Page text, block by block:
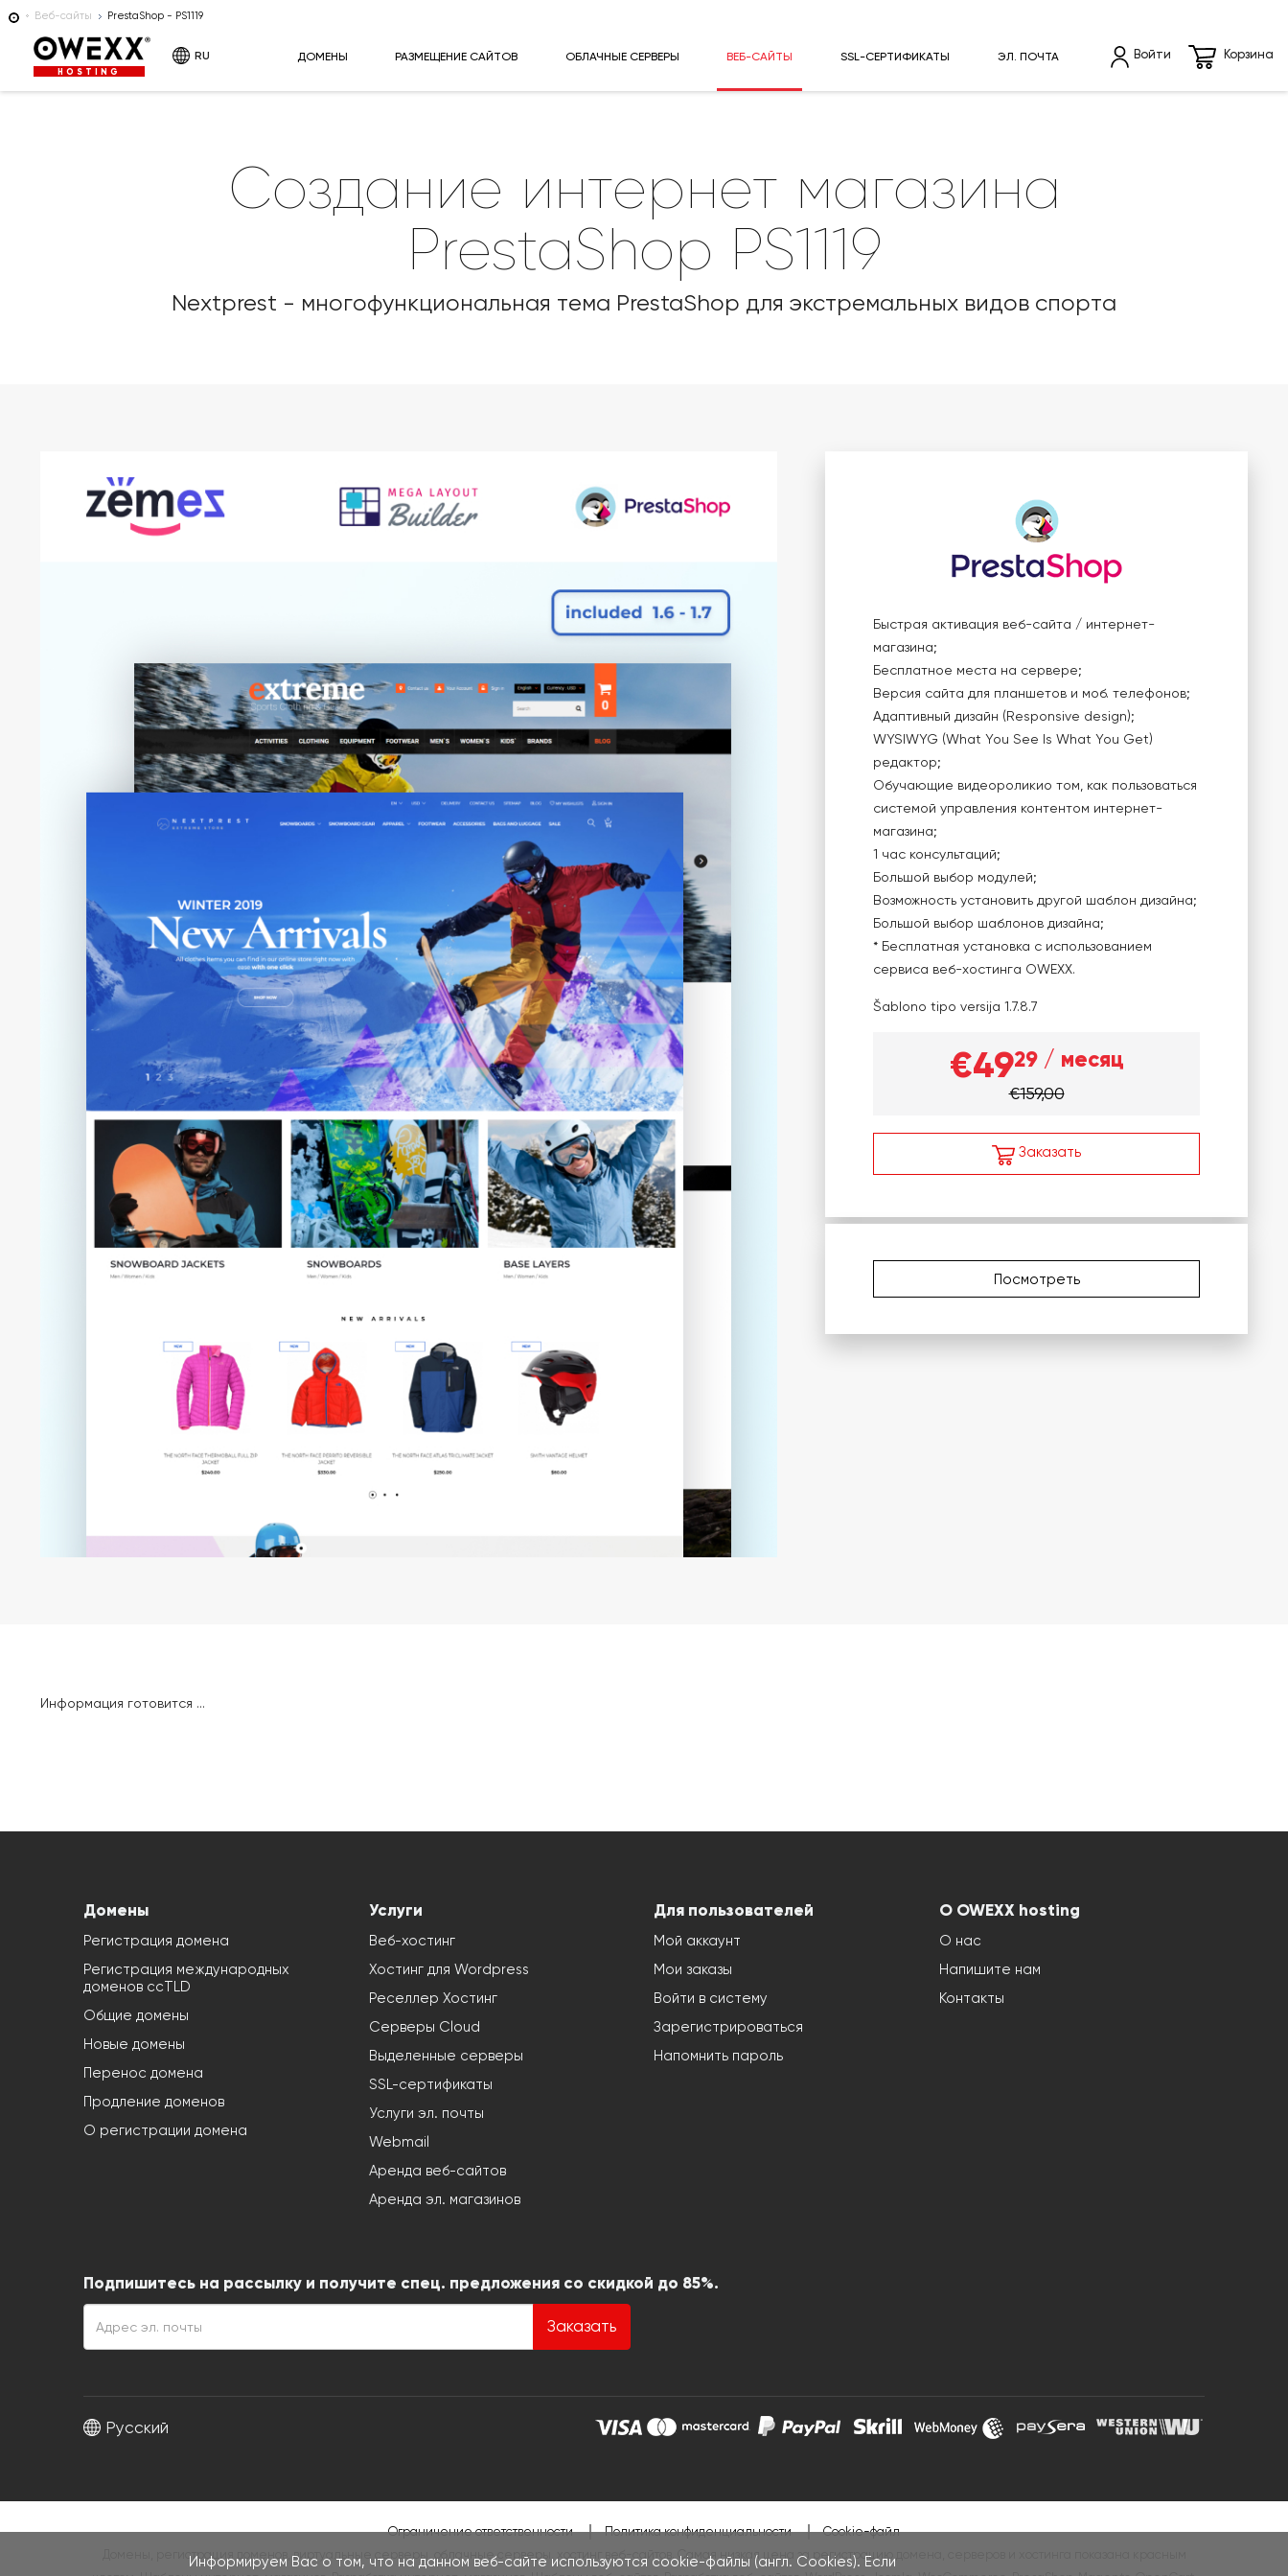
Информируем Вас о том, что на данном веб-сайте используются cookie-файлы (англ. Cookies). Если
Веб-сайты PrestaShop - PS1119
HOSTING
RU ДОМЕНЫ РАЗМЕЩЕНИЕ САЙТОВ ОБЛАЧНЫЕ СЕРВЕРЫ ВЕБ-САЙТЫ SSL-СЕРТИФИКАТЫ ЭЛ. ПОЧТА Войти Корзина
Создание интернет магазина
PrestaShop PS1119
Nextprest - многофункциональная тема PrestaShop для экстремальных видов спорта
Быстрая активация веб-сайта / интернет-
магазина;
Бесплатное места на сервере;
Версия сайта для планшетов и моб. телефонов;
Адаптивный дизайн (Responsive design);
WYSIWYG (What You See Is What You Get)
редактор;
Обучающие видеороликио том, как пользоваться
системой управления контентом интернет-
магазина;
1 час консультаций;
Большой выбор модулей;
Возможность установить другой шаблон дизайна;
Большой выбор шаблонов дизайна;
* Бесплатная установка с использованием
сервиса веб-хостинга OWEXX.
Šablono tipo versija 1.7.8.7
€4929 / месяц
€159,00
Заказать
Посмотреть
Информация готовится ...
Домены
Регистрация домена
Регистрация международных
доменов ccTLD
Общие домены
Новые домены
Перенос домена
Продление доменов
О регистрации домена
Услуги
Веб-хостинг
Хостинг для Wordpress
Реселлер Хостинг
Серверы Cloud
Выделенные серверы
SSL-сертификаты
Услуги эл. почты
Webmail
Аренда веб-сайтов
Аренда эл. магазинов
Для пользователей
Мой аккаунт
Мои заказы
Войти в систему
Зарегистрироваться
Напомнить пароль
О OWEXX hosting
О нас
Напишите нам
Контакты
Подпишитесь на рассылку и получите спец. предложения со скидкой до 85%.
Заказать
Русский
Ограничение ответственности Политика конфиденциальности
Cookie-файл
Домены, регистрация доменов, виртуальные серверы, облачные серверы, хостинг веб-сайтов. Самая низкая цена за регистрацию домена, серверов и хостинга показана красным